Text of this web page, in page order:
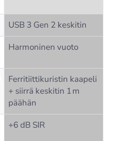
USB 3 Gen 2 keskitin
Harmoninen vuoto
Ferritiittikuristin kaapeli
+ siirrä keskitin 1 m
päähän
+6 dB SIR